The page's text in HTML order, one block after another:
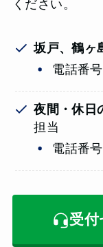
ください。
坂戸、鶴ヶ
電話番
夜間・休日
担当
電話番
受